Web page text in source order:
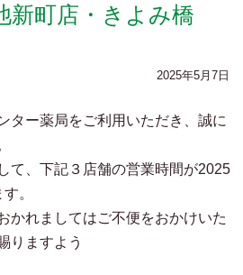
新町店・きよみ橋
2025年5月7日
ター薬局をご利用いただき、誠に
て、下記３店舗の営業時間が2025
。
かれましてはご不便をおかけいた
りますよう